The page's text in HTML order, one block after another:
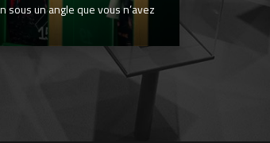
sous un angle que vous n’avez